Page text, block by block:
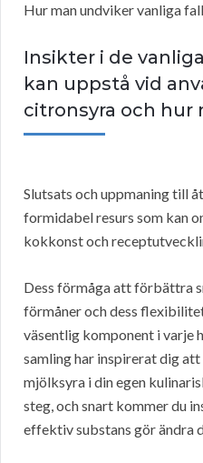
Hur man undviker vanliga
Insikter i de
kan uppstå vid
citronsyra och hur
Slutsats och uppmaning till
formidabel resurs som kan
kokkonst och
Dess förmåga att förbättra
förmåner och dess
väsentlig komponent i varje
samling har inspirerat dig
mjölksyra i din egen
steg, och snart kommer du
effektiv substans gör ändra